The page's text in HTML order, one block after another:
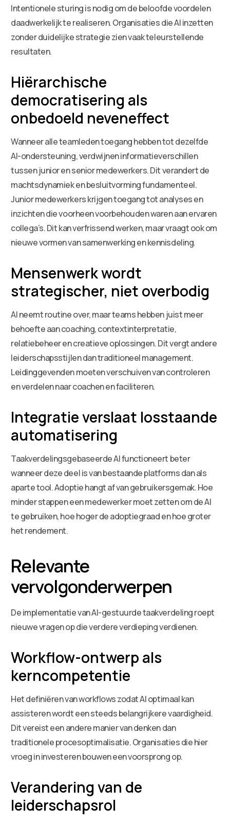
Intentionele sturing is nodig om de beloofde voordelen
daadwerkelijk te realiseren. Organisaties die AI inzetten
zonder duidelijke strategie zien vaak teleurstellende
resultaten.
Hiërarchische
democratisering als
onbedoeld neveneffect
Wanneer alle teamleden toegang hebben tot dezelfde
AI-ondersteuning, verdwijnen informatieverschillen
tussen junior en senior medewerkers. Dit verandert de
machtsdynamiek en besluitvorming fundamenteel.
Junior medewerkers krijgen toegang tot analyses en
inzichten die voorheen voorbehouden waren aan ervaren
collega’s. Dit kan verfrissend werken, maar vraagt ook om
nieuwe vormen van samenwerking en kennisdeling.
Mensenwerk wordt
strategischer, niet overbodig
AI neemt routine over, maar teams hebben juist meer
behoefte aan coaching, contextinterpretatie,
relatiebeheer en creatieve oplossingen. Dit vergt andere
leiderschapsstijlen dan traditioneel management.
Leidinggevenden moeten verschuiven van controleren
en verdelen naar coachen en faciliteren.
Integratie verslaat losstaande
automatisering
Taakverdelingsgebaseerde AI functioneert beter
wanneer deze deel is van bestaande platforms dan als
aparte tool. Adoptie hangt af van gebruikersgemak. Hoe
minder stappen een medewerker moet zetten om de AI
te gebruiken, hoe hoger de adoptiegraad en hoe groter
het rendement.
Relevante
vervolgonderwerpen
De implementatie van AI-gestuurde taakverdeling roept
nieuwe vragen op die verdere verdieping verdienen.
Workflow-ontwerp als
kerncompetentie
Het definiëren van workflows zodat AI optimaal kan
assisteren wordt een steeds belangrijkere vaardigheid.
Dit vereist een andere manier van denken dan
traditionele procesoptimalisatie. Organisaties die hier
vroeg in investeren bouwen een voorsprong op.
Verandering van de
leiderschapsrol